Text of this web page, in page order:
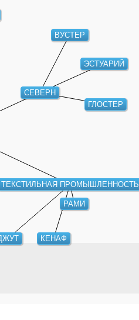
СЕВЕРН
ТЕКСТИЛЬНАЯ ПРОМЫШЛЕННОСТЬ
ГЛОСТЕР
ВУСТЕР
ЭСТУАРИЙ
РАМИ
КЕНАФ